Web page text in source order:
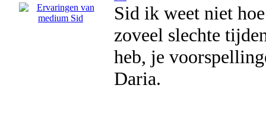
Sid ik weet niet
zoveel slechte
heb, je
Daria.